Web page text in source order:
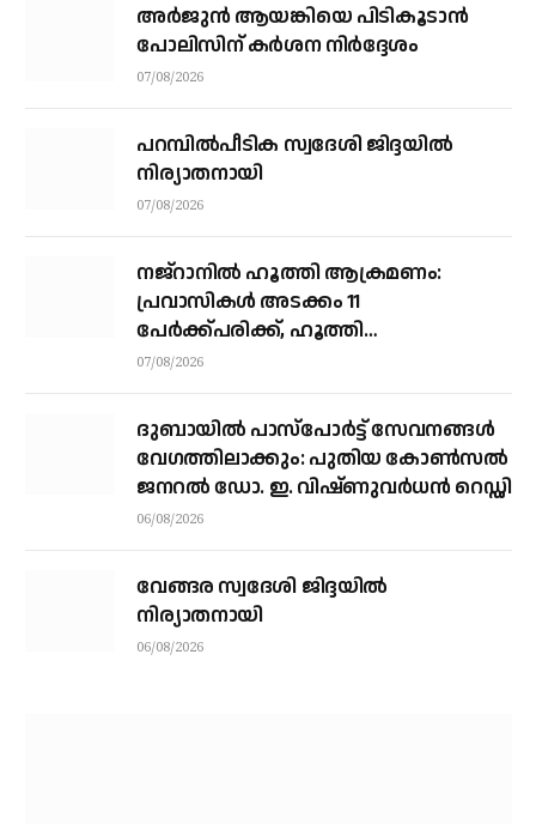
അര്‍ജുന്‍ ആയങ്കിയെ പിടികൂടാന്‍
പോലിസിന് കര്‍ശന നിര്‍ദ്ദേശം
07/08/2026
പറമ്പിൽപീടിക സ്വദേശി ജിദ്ദയിൽ
നിര്യാതനായി
07/08/2026
നജ്‌റാനില്‍ ഹൂത്തി ആക്രമണം:
പ്രവാസികള്‍ അടക്കം 11
പേർക്ക്പരിക്ക്, ഹൂത്തി
ആക്രമണത്തില്‍ 17 യെമന്‍
07/08/2026
ദുബായിൽ പാസ്‌പോർട്ട് സേവനങ്ങൾ
വേഗത്തിലാക്കും: പുതിയ കോൺസൽ
ജനറൽ ഡോ. ഇ. വിഷ്ണുവർധൻ റെഡ്ഡി
06/08/2026
വേങ്ങര സ്വദേശി ജിദ്ദയിൽ
നിര്യാതനായി
06/08/2026